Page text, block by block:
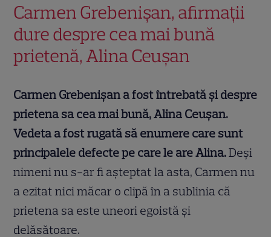
Carmen Grebenișan, afirmații
dure despre cea mai bună
prietenă, Alina Ceușan
Carmen Grebenișan a fost întrebată și despre
prietena sa cea mai bună, Alina Ceușan.
Vedeta a fost rugată să enumere care sunt
principalele defecte pe care le are Alina.Deși
nimeni nu s-ar fi așteptat la asta, Carmen nu
a ezitat nici măcar o clipă în a sublinia că
prietena sa este uneori egoistă și
delăsătoare.